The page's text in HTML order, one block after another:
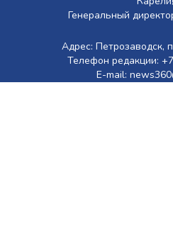
Генеральный
Адрес: Петрозаводск,
Телефон редакции:
E-mail: